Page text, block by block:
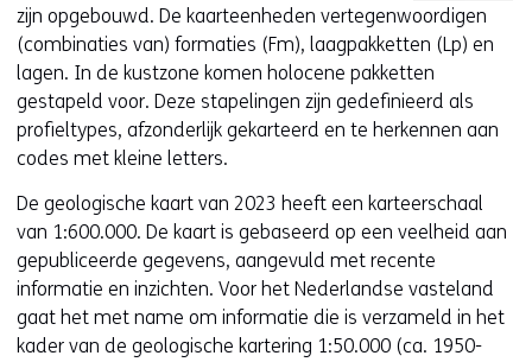
z
i
n
zijn opgebouwd. De kaarteenheden vertegenwoordigen
(combinaties van) formaties (Fm), laagpakketten (Lp) en
lagen. In de kustzone komen holocene pakketten
gestapeld voor. Deze stapelingen zijn gedefinieerd als
profieltypes, afzonderlijk gekarteerd en te herkennen aan
codes met kleine letters.
De geologische kaart van 2023 heeft een karteerschaal
van 1:600.000. De kaart is gebaseerd op een veelheid aan
gepubliceerde gegevens, aangevuld met recente
informatie en inzichten. Voor het Nederlandse vasteland
gaat het met name om informatie die is verzameld in het
kader van de geologische kartering 1:50.000 (ca. 1950-